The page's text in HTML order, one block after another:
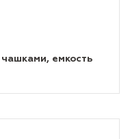
емкость